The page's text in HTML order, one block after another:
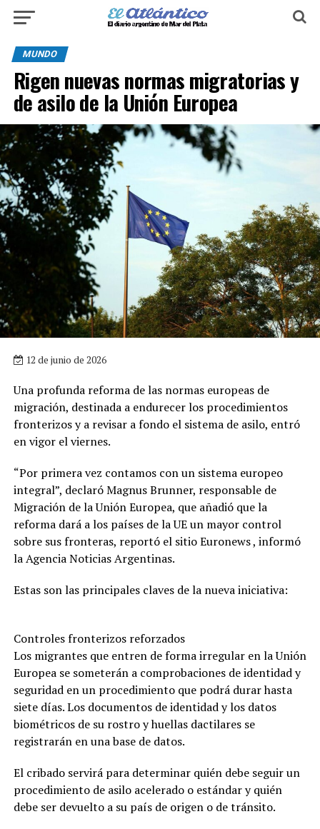
MUNDO
Rigen nuevas normas migratorias y
de asilo de la Unión Europea
12 de junio de 2026
Una profunda reforma de las normas europeas de
migración, destinada a endurecer los procedimientos
fronterizos y a revisar a fondo el sistema de asilo, entró
en vigor el viernes.
“Por primera vez contamos con un sistema europeo
integral”, declaró Magnus Brunner, responsable de
Migración de la Unión Europea, que añadió que la
reforma dará a los países de la UE un mayor control
sobre sus fronteras, reportó el sitio Euronews , informó
la Agencia Noticias Argentinas.
Estas son las principales claves de la nueva iniciativa:
Controles fronterizos reforzados
Los migrantes que entren de forma irregular en la Unión
Europea se someterán a comprobaciones de identidad y
seguridad en un procedimiento que podrá durar hasta
siete días. Los documentos de identidad y los datos
biométricos de su rostro y huellas dactilares se
registrarán en una base de datos.
El cribado servirá para determinar quién debe seguir un
procedimiento de asilo acelerado o estándar y quién
debe ser devuelto a su país de origen o de tránsito.